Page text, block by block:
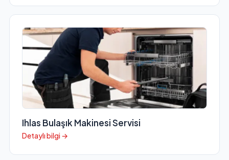
Ihlas Bulaşık Makinesi Servisi
Detaylı bilgi →